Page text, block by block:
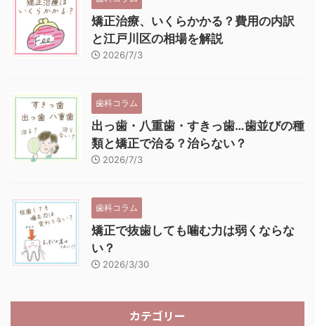
矯正治療、いくらかかる？費用の内訳
と江戸川区の相場を解説
2026/7/3
歯科コラム
出っ歯・八重歯・すきっ歯…歯並びの種
類と矯正で治る？治らない？
2026/7/3
歯科コラム
矯正で抜歯しても噛む力は弱くならな
い？
2026/3/30
カテゴリー